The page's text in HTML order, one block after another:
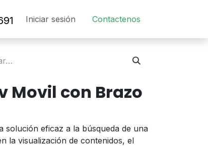
Iniciar sesión Contact​en​os​
Movil con Brazo
solución eficaz a la búsqueda de una
la visualización de contenidos, el